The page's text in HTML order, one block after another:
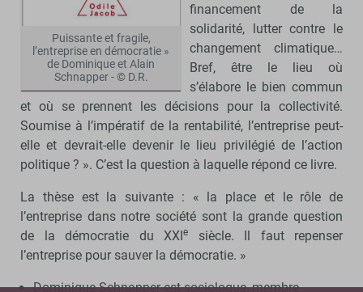
Puissante et fragile,
l’entreprise en démocratie »
de Dominique et Alain
Schnapper - © D.R.
financement de la
solidarité, lutter contre le
changement climatique…
Bref, être le lieu où
s’élabore le bien commun
et où se prennent les décisions pour la collectivité.
Soumise à l’impératif de la rentabilité, l’entreprise peut-
elle et devrait-elle devenir le lieu privilégié de l’action
politique ? ». C’est la question à laquelle répond ce livre.
La thèse est la suivante : « la place et le rôle de
l’entreprise dans notre société sont la grande question
de la démocratie du XXIe
siècle. Il faut repenser
l’entreprise pour sauver la démocratie. »
Dominique Schnapper est sociologue, membre